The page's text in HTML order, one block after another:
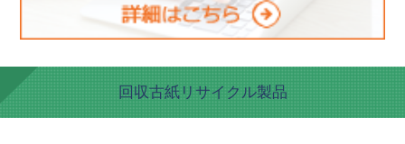
回収古紙リサイクル製品